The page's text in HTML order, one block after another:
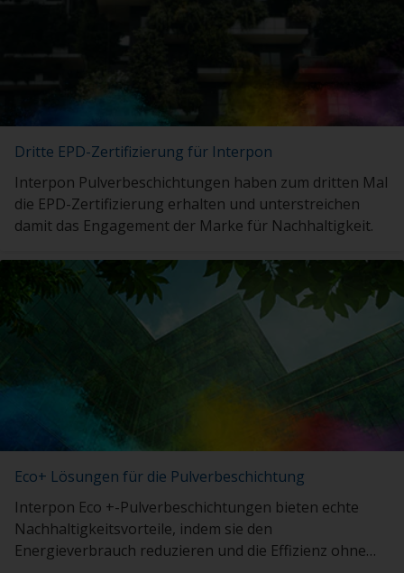
Dritte EPD-Zertifizierung für Interpon
Interpon Pulverbeschichtungen haben zum dritten Mal
die EPD-Zertifizierung erhalten und unterstreichen
damit das Engagement der Marke für Nachhaltigkeit.
Eco+ Lösungen für die Pulverbeschichtung
Interpon Eco +-Pulverbeschichtungen bieten echte
Nachhaltigkeitsvorteile, indem sie den
Energieverbrauch reduzieren und die Effizienz ohne